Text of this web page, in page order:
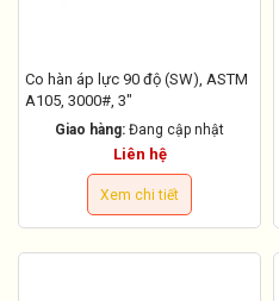
Co hàn áp lực 90 độ (SW), ASTM
A105, 3000#, 3"
Giao hàng: Đang cập nhật
Liên hệ
Xem chi tiết